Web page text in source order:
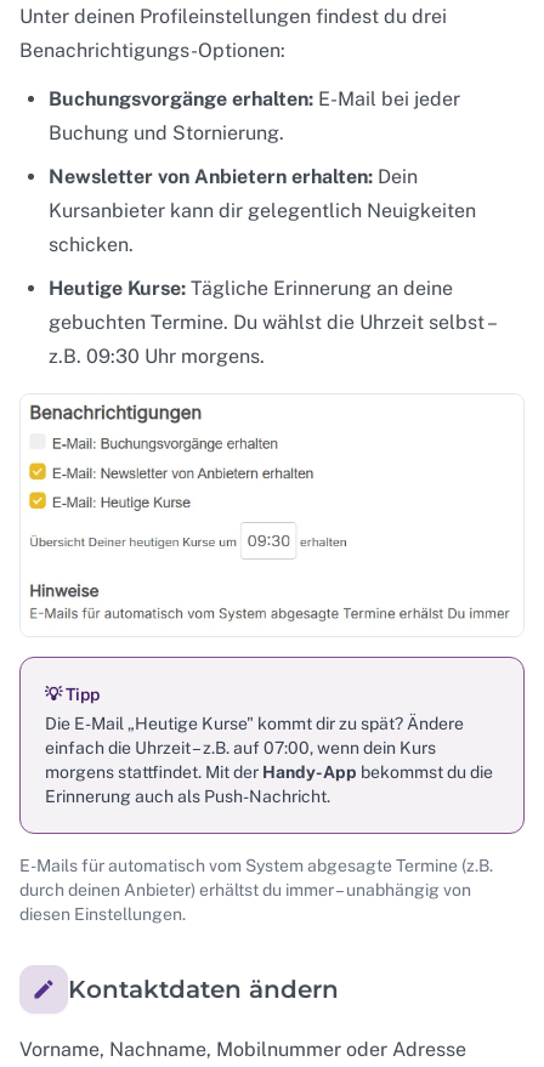
Unter deinen Profileinstellungen findest du drei
Benachrichtigungs-Optionen:
Buchungsvorgänge erhalten: E-Mail bei jeder
Buchung und Stornierung.
Newsletter von Anbietern erhalten: Dein
Kursanbieter kann dir gelegentlich Neuigkeiten
schicken.
Heutige Kurse: Tägliche Erinnerung an deine
gebuchten Termine. Du wählst die Uhrzeit selbst –
z.B. 09:30 Uhr morgens.
💡 Tipp
Die E-Mail „Heutige Kurse" kommt dir zu spät? Ändere
einfach die Uhrzeit – z.B. auf 07:00, wenn dein Kurs
morgens stattfindet. Mit der Handy-App bekommst du die
Erinnerung auch als Push-Nachricht.
E-Mails für automatisch vom System abgesagte Termine (z.B.
durch deinen Anbieter) erhältst du immer – unabhängig von
diesen Einstellungen.
Kontaktdaten ändern
Vorname, Nachname, Mobilnummer oder Adresse